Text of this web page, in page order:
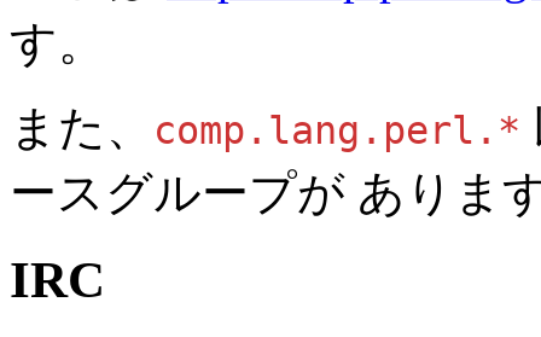
す。
また、
comp.lang.perl.*
ースグループが ありま
IRC